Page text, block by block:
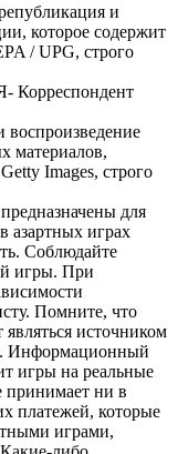
и
которое содержит
/ UPG, строго
Корреспондент
воспроизведение
материалов,
Images, строго
для
азартных играх
Соблюдайте
игры. При
Помните, что
источником
Информационный
игры на реальные
принимает ни в
платежей, которые
играми,